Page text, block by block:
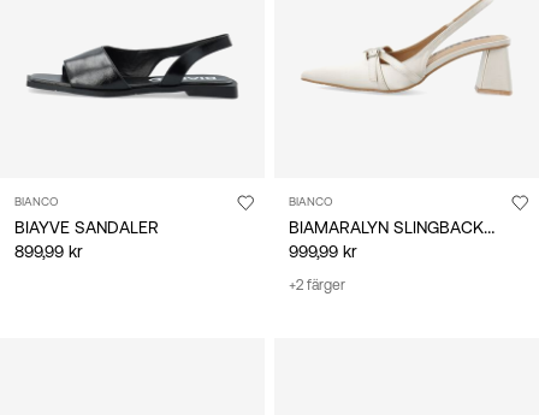
BIANCO
BIAYVE SANDALER
899,99 kr
BIANCO
BIAMARALYN SLINGBACKSKOR
999,99 kr
+2 färger